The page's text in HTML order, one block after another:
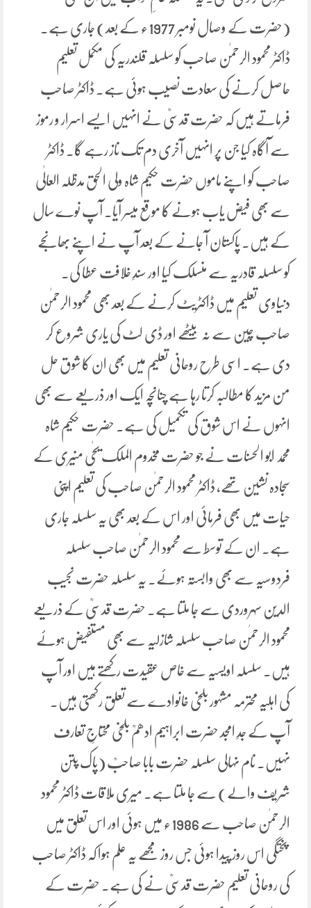
(حضرت کے وصال نومبر 1977ء کے بعد) جاری ہے۔
ڈاکٹر محمود الرحمٰن صاحب کو سلسلہ قلندریہ کی مکمل تعلیم
حاصل کرنے کی سعادت نصیب ہوئی ہے۔ ڈاکٹر صاحب
فرماتے ہیں کہ حضرت قدسیؒ نے انہیں ایسے اسرار و رموز
سے آگاہ کیا جن پر انہیں آخری دم تک ناز رہے گا۔ ڈاکٹر
صاحب کو اپنے ماموں حضرت حکیم شاہ ولی الحق مدظلہ العالٰی
سے بھی فیض یاب ہونے کا موقع میسر آیا۔ آپ نوے سال
کے ہیں۔ پاکستان آ جانے کے بعد آپ نے اپنے بھانجے
کو سلسلہ قادریہ سے منسلک کیا اور سندِ خلافت عطا کی۔
دنیاوی تعلیم میں ڈاکٹریٹ کرنے کے بعد بھی محمود الرحمٰن
صاحب چَین سے نہ بیٹھے اور ڈی لٹ کی یاری شروع کر
دی ہے۔ اسی طرح روحانی تعلیم میں بھی ان کا شوق حل
من مزید کا مطالبہ کرتا رہا ہے چنانچہ ایک اور ذریعے سے بھی
انہوں نے اس شوق کی تکمیل کی ہے۔ حضرت حکیم شاہ
محمد ابو الحسنات نے جو حضرت مخدوم الملک یحٰی منیری کے
سجادہ نشین تھے، ڈاکٹر محمود الرحمٰن صاحب کی تعلیم اپنی
حیات میں بھی فرمائی اور اس کے بعد بھی یہ سلسلہ جاری
ہے۔ ان کے توسط سے محمود الرحمٰن صاحب سلسلہ
فردوسیہ سے بھی وابستہ ہوئے۔ یہ سلسلہ حضرت نجیب
الدین سہروردی سے جا ملتا ہے۔ حضرت قدسیؒ کے ذریعے
محمود الرحمٰن صاحب سلسلہ شازلیہ سے بھی مستفیض ہوئے
ہیں۔ سلسلہ اویسیہ سے خاص عقیدت رکھتے ہیں اور آپ
کی اہلیہ محترمہ مشہور بلخی خانوادے سے تعلق رکھتی ہیں۔
آپ کے جدِ امجد حضرت ابراہیم ادھمؒ بلخی محتاجِ تعارف
نہیں۔ نام نہالی سلسلہ حضرت بابا صاحبؒ (پاک پتن
شریف والے) سے جا ملتا ہے۔ میری ملاقات ڈاکٹر محمود
الرحمٰن صاحب سے 1986ء میں ہوئی اور اس تعلق میں
پختگی اس روز پیدا ہوئی جس روز مجھے یہ علم ہوا کہ ڈاکٹر صاحب
کی روحانی تعلیم حضرت قدسیؒ نے کی ہے۔ حضرت کے